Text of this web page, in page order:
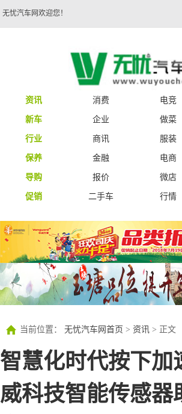
无忧汽车网欢迎您！
资讯 消费 电竞
新车
企业 做菜
行业
商讯 服装
保养
金融 电商
导购
报价 微店
促销
二手车 行情
当前位置： 无忧汽车网首页 > 资讯 > 正文
智慧化时代按下加
威科技智能传感器